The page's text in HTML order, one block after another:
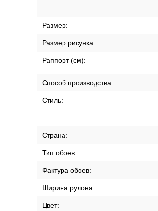
Размер:
Размер рисунка:
Раппорт (см):
Способ производства:
Стиль:
Страна:
Тип обоев:
Фактура обоев:
Ширина рулона:
Цвет: